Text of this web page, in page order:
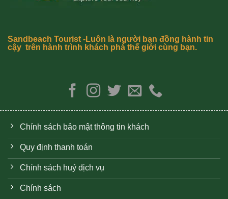
Sandbeach Tourist -Luôn là người bạn đồng hành tin
cậy trên hành trình khách phá thế giới cùng bạn.
Chính sách bảo mật thông tin khách
Quy định thanh toán
Chính sách huỷ dịch vụ
Chính sách